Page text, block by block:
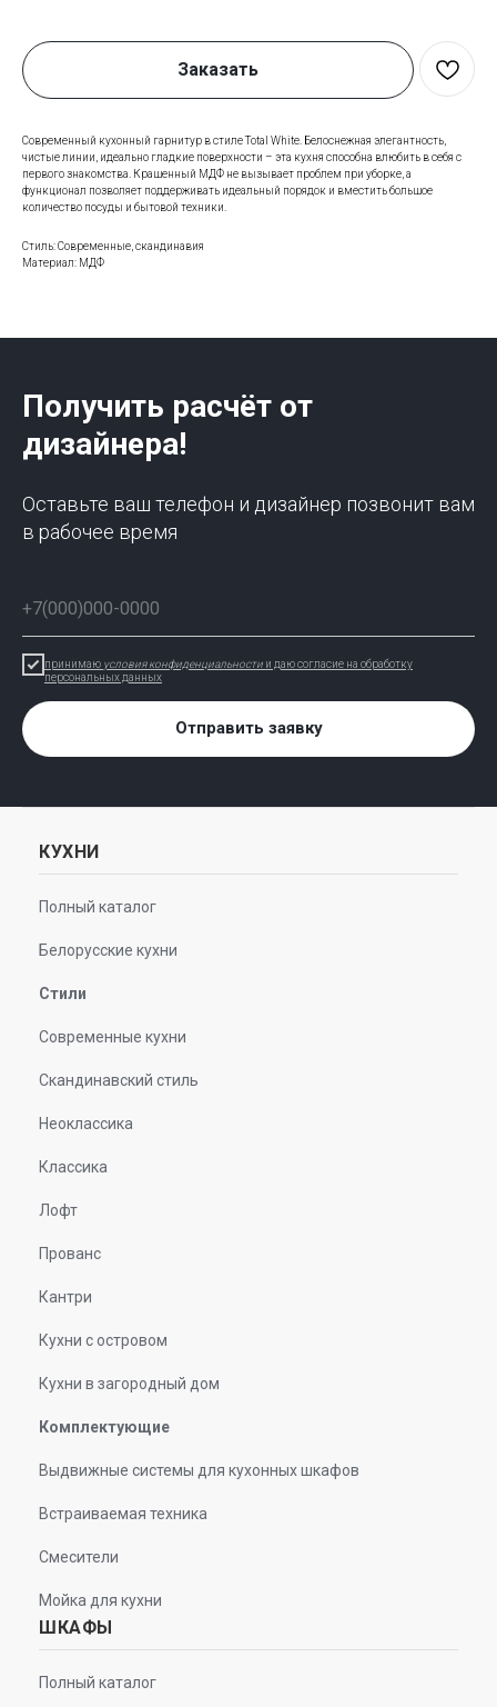
Заказать
Современный кухонный гарнитур в стиле Total White. Белоснежная элегантность,
чистые линии, идеально гладкие поверхности – эта кухня способна влюбить в себя с
первого знакомства. Крашенный МДФ не вызывает проблем при уборке, а
функционал позволяет поддерживать идеальный порядок и вместить большое
количество посуды и бытовой техники.
Стиль: Современные, скандинавия
Материал: МДФ
Получить расчёт от
дизайнера!
Оставьте ваш телефон и дизайнер позвонит вам
в рабочее время
принимаю условия конфиденциальности и даю согласие на обработку
персональных данных
Отправить заявку
КУХНИ
Полный каталог
Белорусские кухни
Стили
Современные кухни
Скандинавский стиль
Неоклассика
Классика
Лофт
Прованс
Кантри
Кухни с островом
Кухни в загородный дом
Комплектующие
Выдвижные системы для кухонных шкафов
Встраиваемая техника
Смесители
Мойка для кухни
ШКАФЫ
Полный каталог